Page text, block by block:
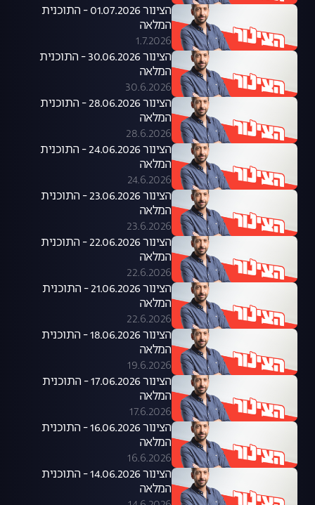
הצינור 01.07.2026 - התוכנית
המלאה
1.7.2026
הצינור 30.06.2026 - התוכנית
המלאה
30.6.2026
הצינור 28.06.2026 - התוכנית
המלאה
28.6.2026
הצינור 24.06.2026 - התוכנית
המלאה
24.6.2026
הצינור 23.06.2026 - התוכנית
המלאה
23.6.2026
הצינור 22.06.2026 - התוכנית
המלאה
22.6.2026
הצינור 21.06.2026 - התוכנית
המלאה
22.6.2026
הצינור 18.06.2026 - התוכנית
המלאה
19.6.2026
הצינור 17.06.2026 - התוכנית
המלאה
17.6.2026
הצינור 16.06.2026 - התוכנית
המלאה
16.6.2026
הצינור 14.06.2026 - התוכנית
המלאה